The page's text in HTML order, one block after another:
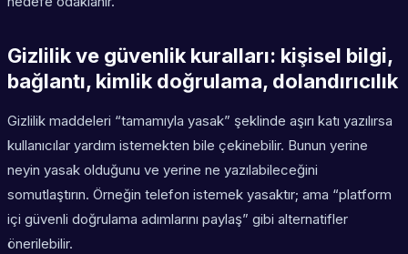
Gizlilik ve güvenlik kuralları: kişisel bilgi,
bağlantı, kimlik doğrulama, dolandırıcılık
Gizlilik maddeleri “tamamıyla yasak” şeklinde aşırı katı yazılırsa
kullanıcılar yardım istemekten bile çekinebilir. Bunun yerine
neyin yasak olduğunu ve yerine ne yazılabileceğini
somutlaştırın. Örneğin telefon istemek yasaktır; ama “platform
içi güvenli doğrulama adımlarını paylaş” gibi alternatifler
önerilebilir.